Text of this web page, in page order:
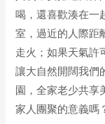
喝，還喜歡湊在一
室，過近的人際距
走火；如果天氣許
讓大自然開闊我們
園，全家老少共享
家人團聚的意義嗎